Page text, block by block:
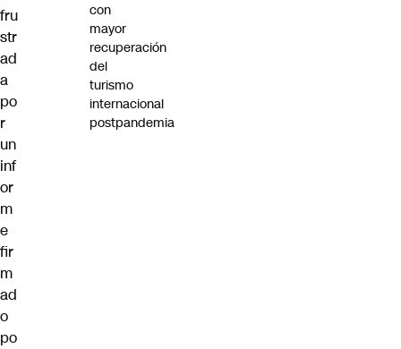
fru
str
ad
a
po
r
un
inf
or
m
e
fir
m
ad
o
po
con
mayor
recuperación
del
turismo
internacional
postpandemia